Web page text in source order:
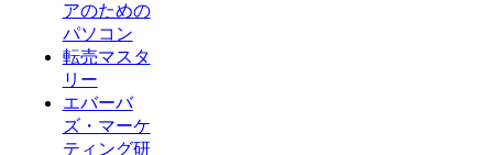
アのための
パソコン
転売マスタ
リー
エバーバ
ズ・マーケ
ティング研